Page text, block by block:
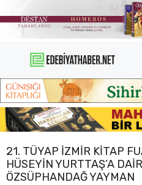
atla
21. TÜYAP İZMIR KITAP
HÜSEYIN YURTTAŞ’A
ÖZSÜPHANDAĞ YAYMAN